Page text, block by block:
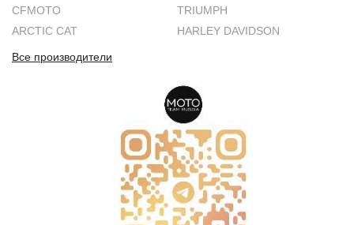
CFMOTO
TRIUMPH
ARCTIC CAT
HARLEY DAVIDSON
Все производители